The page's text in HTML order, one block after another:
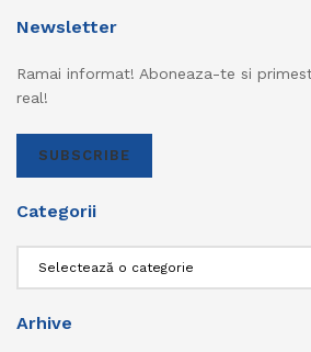
Newsletter
Ramai informat! Aboneaza-te si
real!
SUBSCRIBE
Categorii
Arhive